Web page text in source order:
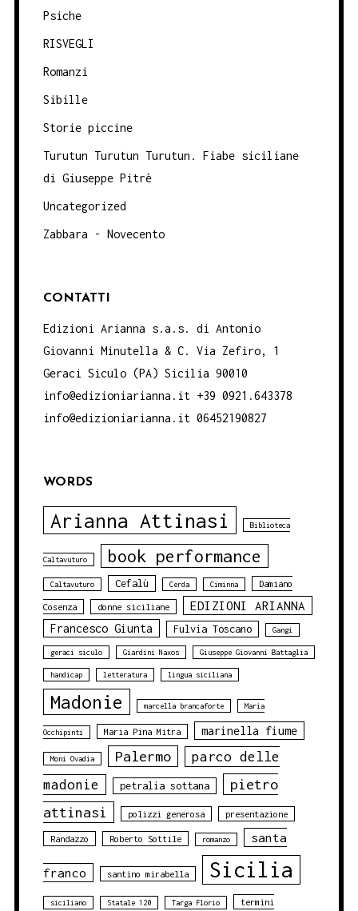
Psiche
RISVEGLI
Romanzi
Sibille
Storie piccine
Turutun Turutun Turutun. Fiabe siciliane
di Giuseppe Pitrè
Uncategorized
Zabbara - Novecento
CONTATTI
Edizioni Arianna s.a.s. di Antonio
Giovanni Minutella & C. Via Zefiro, 1
Geraci Siculo (PA) Sicilia 90010
info@edizioniarianna.it +39 0921.643378
info@edizioniarianna.it 06452190827
WORDS
Arianna Attinasi Biblioteca
Caltavuturo book performance
Caltavuturo Cefalù Cerda Ciminna Damiano
Cosenza donne siciliane EDIZIONI ARIANNA
Francesco Giunta Fulvia Toscano Gangi
geraci siculo Giardini Naxos Giuseppe Giovanni Battaglia
handicap letteratura lingua siciliana
Madonie marcella brancaforte Maria
Occhipinti Maria Pina Mitra marinella fiume
Moni Ovadia Palermo
parco delle
madonie
petralia sottana
pietro
attinasi
polizzi generosa presentazione
Randazzo Roberto Sottile romanzo santa
franco santino mirabella Sicilia
siciliano Statale 120 Targa Florio termini